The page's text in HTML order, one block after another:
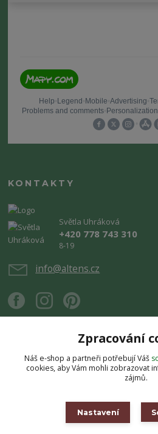
KONTAKTY
Světla Uhráková
+420 778 743 310
8-19
info@altens.cz
Upravit sběr
Jakékoli užití obsahu bez
Vytvořeno na
Zpracování
Náš e-shop a partneři potřebují Váš
cookies, aby Vám mohli zobrazovat
zájmů.
Nastavení